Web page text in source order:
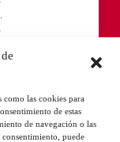
como las cookies para
de estas
de navegación o las
puede